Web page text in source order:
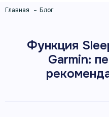
Главная Блог
Функция
Garmin: